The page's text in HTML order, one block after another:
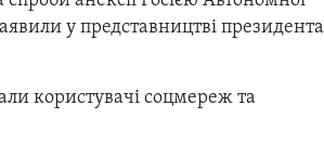
у представництві президента
користувачі соцмереж та